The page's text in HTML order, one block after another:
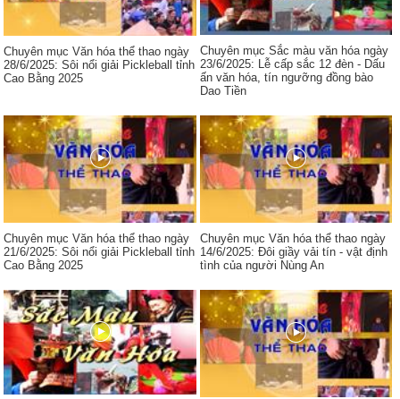
Chuyên mục Văn hóa thể thao ngày
28/6/2025: Sôi nổi giải Pickleball tỉnh
Cao Bằng 2025
Chuyên mục Sắc màu văn hóa ngày
23/6/2025: Lễ cấp sắc 12 đèn - Dấu
ấn văn hóa, tín ngưỡng đồng bào
Dao Tiền
Chuyên mục Văn hóa thể thao ngày
21/6/2025: Sôi nổi giải Pickleball tỉnh
Cao Bằng 2025
Chuyên mục Văn hóa thể thao ngày
14/6/2025: Đôi giầy vải tín - vật định
tình của người Nùng An